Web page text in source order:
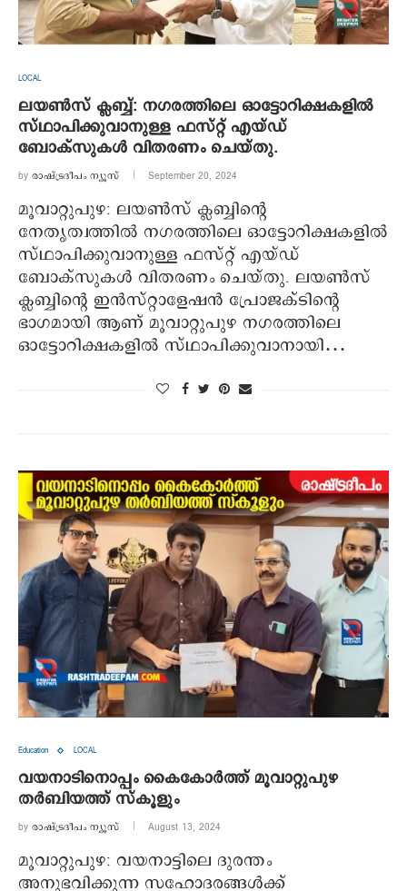
LOCAL
ലയണ്‍സ് ക്ലബ്ബ്: നഗരത്തിലെ ഓട്ടോറിക്ഷകളില്‍
സ്ഥാപിക്കുവാനുള്ള ഫസ്റ്റ് എയ്ഡ്
ബോക്‌സുകള്‍ വിതരണം ചെയ്തു.
by രാഷ്ട്രദീപം ന്യൂസ്‌ September 20, 2024
മൂവാറ്റുപുഴ: ലയണ്‍സ് ക്ലബ്ബിന്റെ
നേതൃത്വത്തില്‍ നഗരത്തിലെ ഓട്ടോറിക്ഷകളില്‍
സ്ഥാപിക്കുവാനുള്ള ഫസ്റ്റ് എയ്ഡ്
ബോക്‌സുകള്‍ വിതരണം ചെയ്തു. ലയണ്‍സ്
ക്ലബ്ബിന്റെ ഇന്‍സ്റ്റാളേഷന്‍ പ്രോജക്ടിന്റെ
ഭാഗമായി ആണ് മൂവാറ്റുപുഴ നഗരത്തിലെ
ഓട്ടോറിക്ഷകളില്‍ സ്ഥാപിക്കുവാനായി…
Education LOCAL
വയനാടിനൊപ്പം കൈകോര്‍ത്ത് മൂവാറ്റുപുഴ
തര്‍ബിയത്ത് സ്‌കൂളും
by രാഷ്ട്രദീപം ന്യൂസ്‌ August 13, 2024
മൂവാറ്റുപുഴ: വയനാട്ടിലെ ദുരന്തം
അനുഭവിക്കുന്ന സഹോദരങ്ങള്‍ക്ക്